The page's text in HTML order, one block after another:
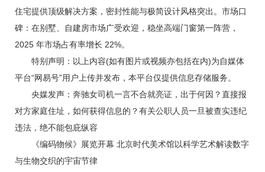
住宅提供顶级解决方案，密封性能与极简设计风格突出。市场口
碑：在别墅、自建房市场广受欢迎，稳坐高端门窗第一阵营，
2025 年市场占有率增长 22%。
特别声明：以上内容(如有图片或视频亦包括在内)为自媒体
平台“网易号”用户上传并发布，本平台仅提供信息存储服务。
央媒发声：奔驰女司机一言不合就亮证，出于何因？直接报
对方家庭住址，如何获得信息的？有关公职人员一旦被查实违纪
违法，绝不能包庇纵容
《编码物候》展览开幕 北京时代美术馆以科学艺术解读数字
与生物交织的宇宙节律